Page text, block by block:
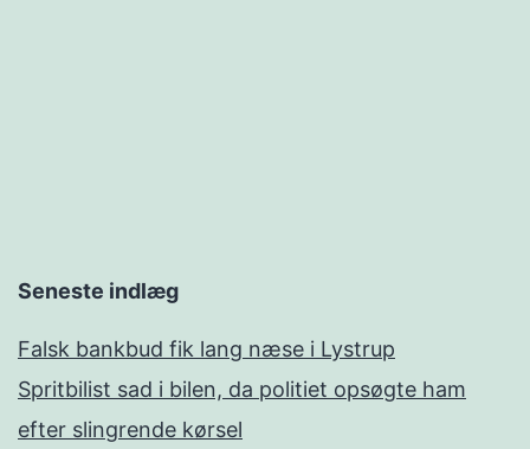
Seneste indlæg
Falsk bankbud fik lang næse i Lystrup
Spritbilist sad i bilen, da politiet opsøgte ham
efter slingrende kørsel